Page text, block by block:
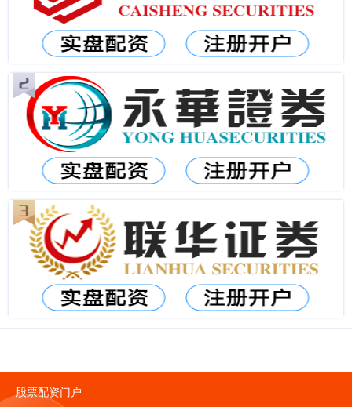
股票配资门户